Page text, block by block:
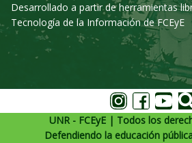
Desarrollado a partir de herramientas
Tecnología de la Información de FCEyE
UNR - FCEyE | Todos los
Defendiendo la educación